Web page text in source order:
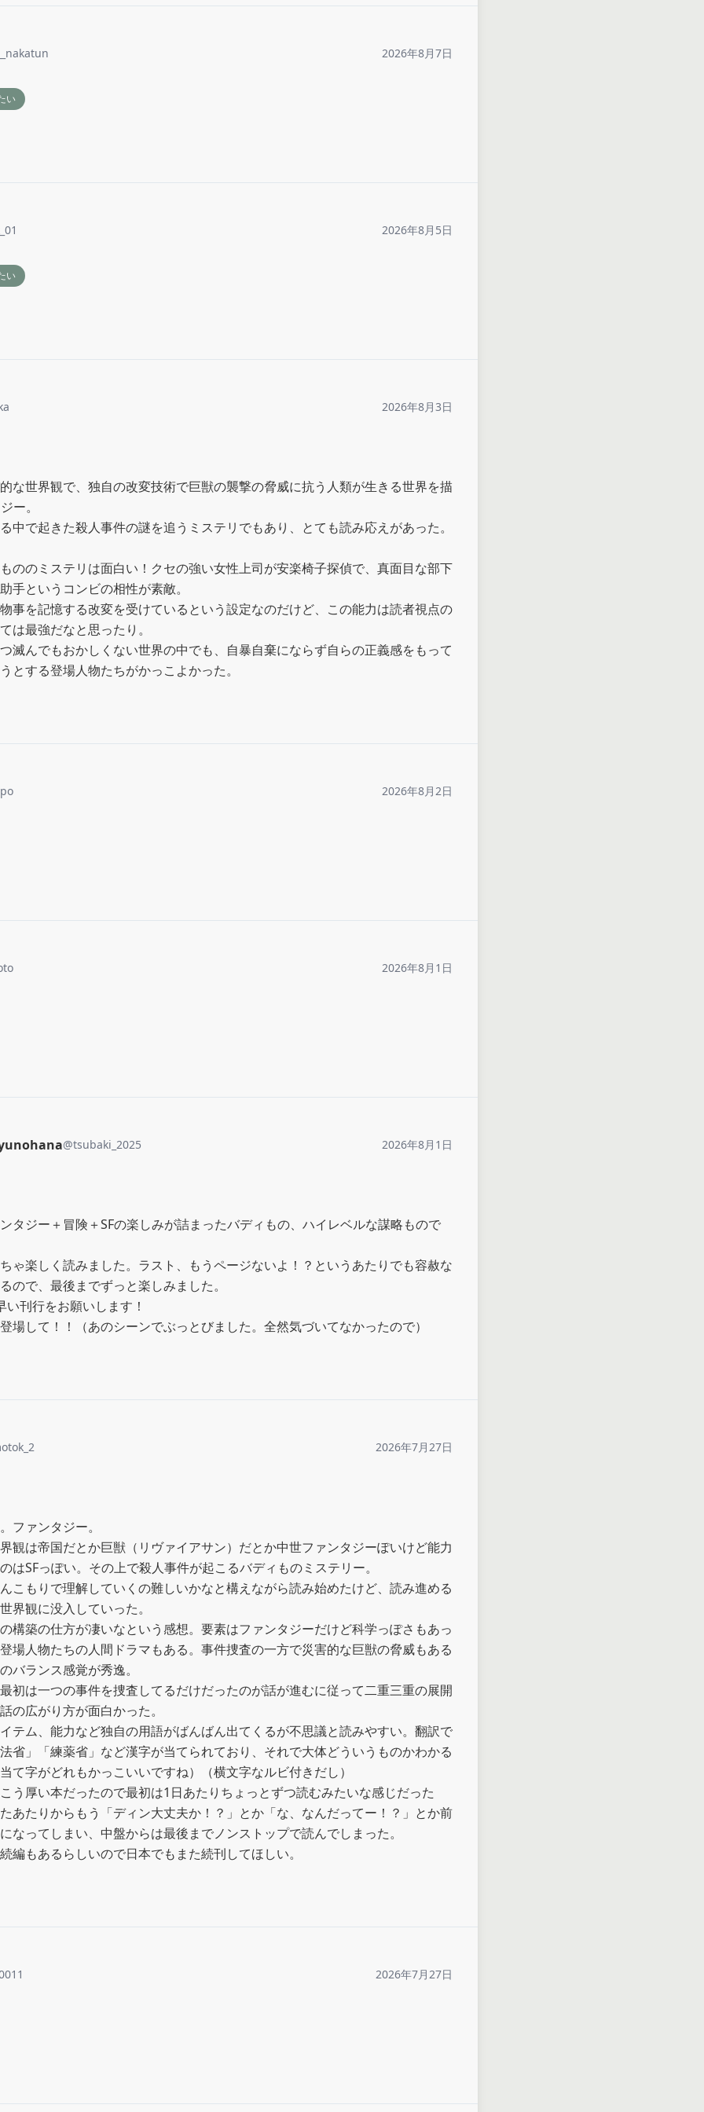
2026年8月7日
い
2026年8月5日
い
2026年8月3日
な世界観で、独自の改変技術で巨獣の襲撃の脅威に抗う人類が生きる世界を描
ー。
中で起きた殺人事件の謎を追うミステリでもあり、とても読み応えがあった。
ののミステリは面白い！クセの強い女性上司が安楽椅子探偵で、真面目な部下
手というコンビの相性が素敵。
事を記憶する改変を受けているという設定なのだけど、この能力は読者視点の
は最強だなと思ったり。
滅んでもおかしくない世界の中でも、自暴自棄にならず自らの正義感をもって
とする登場人物たちがかっこよかった。
2026年8月2日
2026年8月1日
@tsubaki_2025 2026年8月1日
タジー＋冒険＋SFの楽しみが詰まったバディもの、ハイレベルな謀略もので
ゃ楽しく読みました。ラスト、もうページないよ！？というあたりでも容赦な
ので、最後までずっと楽しみました。
刊行をお願いします！
場して！！（あのシーンでぶっとびました。全然気づいてなかったので）
2026年7月27日
ファンタジー。
観は帝国だとか巨獣（リヴァイアサン）だとか中世ファンタジーぽいけど能力
はSFっぽい。その上で殺人事件が起こるバディものミステリー。
こもりで理解していくの難しいかなと構えながら読み始めたけど、読み進める
界観に没入していった。
構築の仕方が凄いなという感想。要素はファンタジーだけど科学っぽさもあっ
場人物たちの人間ドラマもある。事件捜査の一方で災害的な巨獣の脅威もある
バランス感覚が秀逸。
初は一つの事件を捜査してるだけだったのが話が進むに従って二重三重の展開
の広がり方が面白かった。
テム、能力など独自の用語がばんばん出てくるが不思議と読みやすい。翻訳で
省」「練薬省」など漢字が当てられており、それで大体どういうものかわかる
て字がどれもかっこいいですね）（横文字なルビ付きだし）
う厚い本だったので最初は1日あたりちょっとずつ読むみたいな感じだった
あたりからもう「ディン大丈夫か！？」とか「な、なんだってー！？」とか前
なってしまい、中盤からは最後までノンストップで読んでしまった。
編もあるらしいので日本でもまた続刊してほしい。
2026年7月27日